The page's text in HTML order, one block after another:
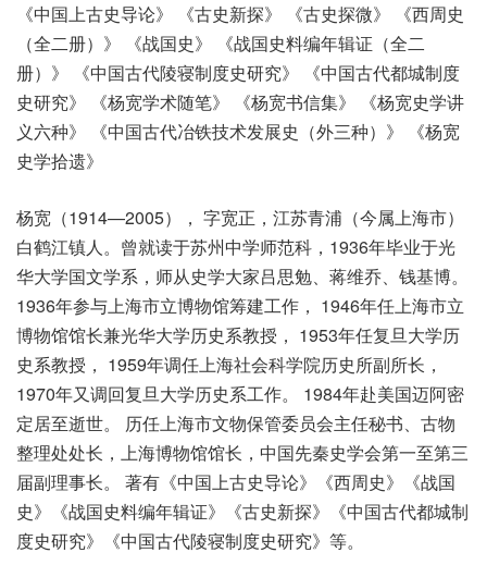
《中国上古史导论》 《古史新探》 《古史探微》 《西周史
（全二册）》 《战国史》 《战国史料编年辑证（全二
册）》 《中国古代陵寝制度史研究》 《中国古代都城制度
史研究》 《杨宽学术随笔》 《杨宽书信集》 《杨宽史学讲
义六种》 《中国古代冶铁技术发展史（外三种）》 《杨宽
史学拾遗》
杨宽（1914—2005）， 字宽正，江苏青浦（今属上海市）
白鹤江镇人。曾就读于苏州中学师范科，1936年毕业于光
华大学国文学系，师从史学大家吕思勉、蒋维乔、钱基博。
1936年参与上海市立博物馆筹建工作， 1946年任上海市立
博物馆馆长兼光华大学历史系教授， 1953年任复旦大学历
史系教授， 1959年调任上海社会科学院历史所副所长，
1970年又调回复旦大学历史系工作。 1984年赴美国迈阿密
定居至逝世。 历任上海市文物保管委员会主任秘书、古物
整理处处长，上海博物馆馆长，中国先秦史学会第一至第三
届副理事长。 著有《中国上古史导论》《西周史》《战国
史》《战国史料编年辑证》《古史新探》《中国古代都城制
度史研究》《中国古代陵寝制度史研究》等。